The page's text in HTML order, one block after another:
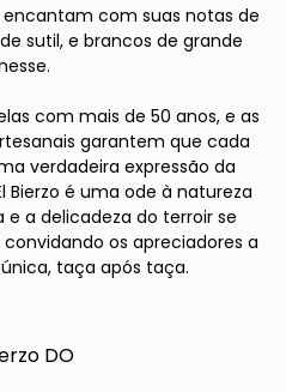
com suas notas de
sutil, e brancos de grande
com mais de 50 anos, e as
garantem que cada
verdadeira expressão da
Bierzo é uma ode à natureza
a delicadeza do terroir se
os apreciadores a
taça após taça.